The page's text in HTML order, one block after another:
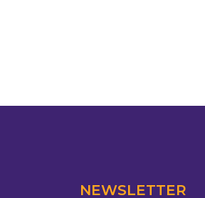
NEWSLETTER